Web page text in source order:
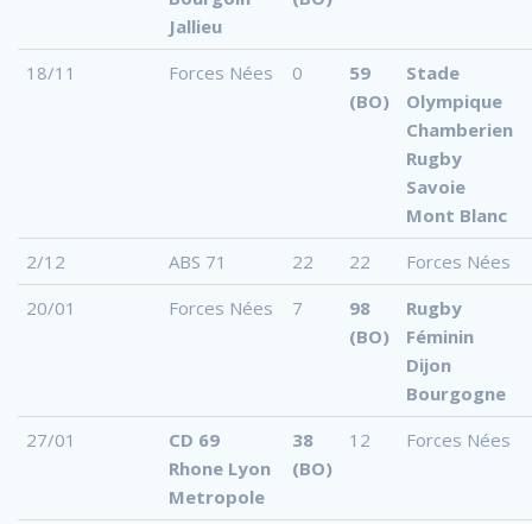
Jallieu
18/11 Forces Nées 0
59
(BO)
Stade
Olympique
Chamberien
Rugby
Savoie
Mont Blanc
2/12
ABS 71 22 22
Forces Nées
20/01
Forces Nées 7
98
(BO)
Rugby
Féminin
Dijon
Bourgogne
27/01
CD 69
Rhone Lyon
Metropole
38
(BO)
12 Forces Nées